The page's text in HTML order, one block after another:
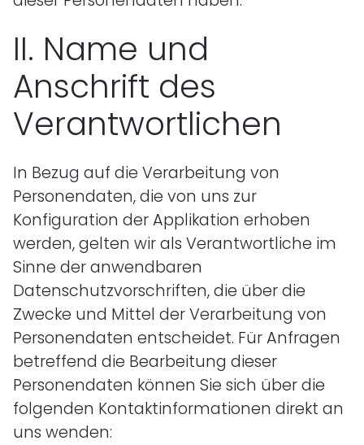
II. Name und
Anschrift des
Verantwortlichen
In Bezug auf die Verarbeitung von
Personendaten, die von uns zur
Konfiguration der Applikation erhoben
werden, gelten wir als Verantwortliche im
Sinne der anwendbaren
Datenschutzvorschriften, die über die
Zwecke und Mittel der Verarbeitung von
Personendaten entscheidet. Für Anfragen
betreffend die Bearbeitung dieser
Personendaten können Sie sich über die
folgenden Kontaktinformationen direkt an
uns wenden: